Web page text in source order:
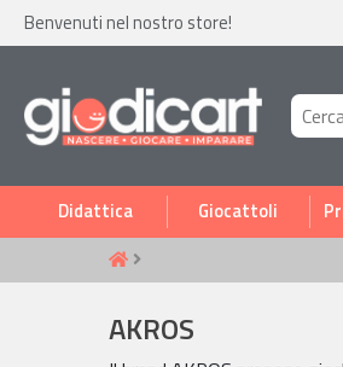
Benvenuti nel nostro store!
Didattica Giocattoli
AKROS